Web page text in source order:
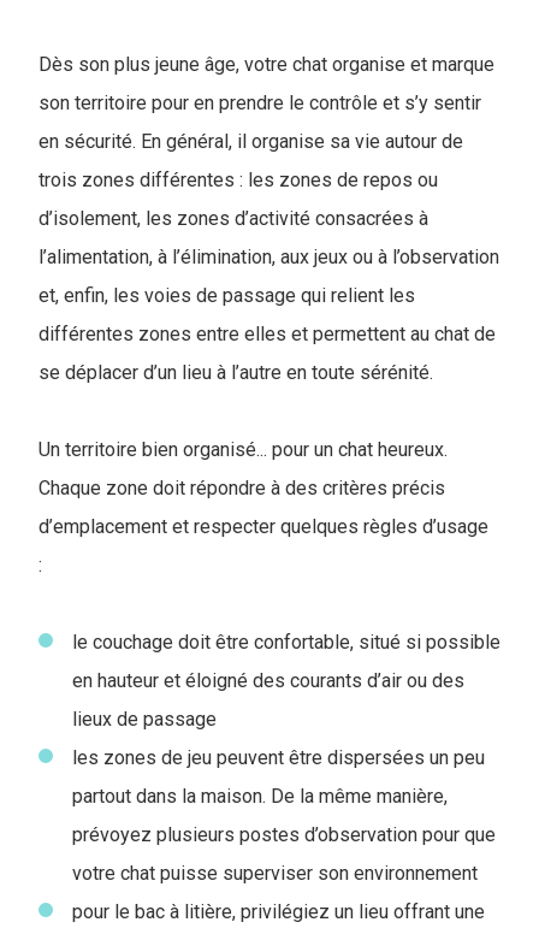
Dès son plus jeune âge, votre chat organise et marque
son territoire pour en prendre le contrôle et s’y sentir
en sécurité. En général, il organise sa vie autour de
trois zones différentes : les zones de repos ou
d’isolement, les zones d’activité consacrées à
l’alimentation, à l’élimination, aux jeux ou à l’observation
et, enfin, les voies de passage qui relient les
différentes zones entre elles et permettent au chat de
se déplacer d’un lieu à l’autre en toute sérénité.
Un territoire bien organisé... pour un chat heureux.
Chaque zone doit répondre à des critères précis
d’emplacement et respecter quelques règles d’usage
:
le couchage doit être confortable, situé si possible
en hauteur et éloigné des courants d’air ou des
lieux de passage
les zones de jeu peuvent être dispersées un peu
partout dans la maison. De la même manière,
prévoyez plusieurs postes d’observation pour que
votre chat puisse superviser son environnement
pour le bac à litière, privilégiez un lieu offrant une